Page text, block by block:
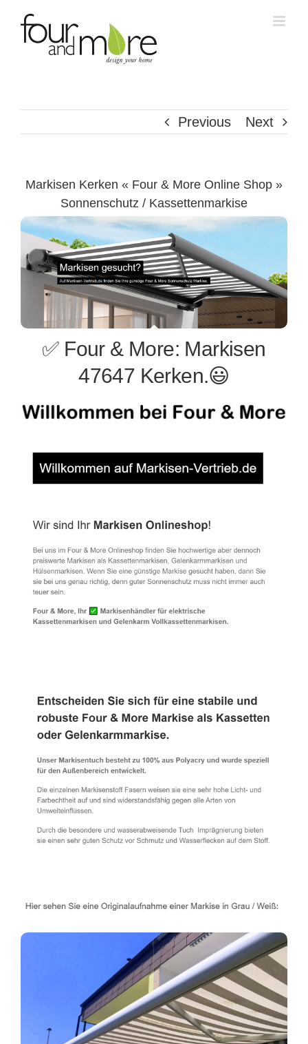
Previous Next
Markisen Kerken « Four & More Online Shop »
Sonnenschutz / Kassettenmarkise
✅ Four & More: Markisen
47647 Kerken.😃